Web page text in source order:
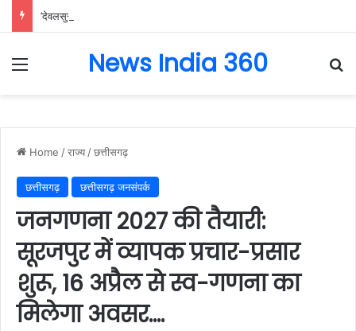
Menu News India 360
Home /राज्य /छत्तीसगढ़
छत्तीसगढ़ छत्तीसगढ़ जनसंपर्क
जनगणना 2027 की तैयारी:
सूरजपुर में व्यापक प्रचार-प्रसार
शुरू, 16 अप्रैल से स्व-गणना का
मिलेगा अवसर….